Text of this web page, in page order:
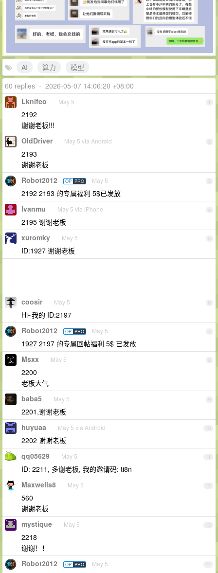
AI 算力
模型
60 replies • 2026-05-07 14:06:20 +08:00
1
Lknifeo May 5
2192
谢谢老板!!!
2
OIdDriver May 5 via Android
2193
谢谢老板
3
Robot2012 OP PRO May 5
2192 2193 的专属福利 5$已发放
4
lvanmu May 5 via iPhone
2195 谢谢老板
5
xuromky May 5
ID:1927 谢谢老板
6
coosir May 5
Hi~我的 ID:2197
7
Robot2012 OP PRO May 5
1927 2197 的专属回帖福利 5$ 已发放
8
Msxx May 5
2200
老板大气
9
baba5 May 5
2201,谢谢老板
10
huyuaa May 5 via Android
2202 谢谢老板
11
qq05629 May 5
ID: 2211, 多谢老板, 我的邀请码: ti8n
12
Maxwells8 May 5
560
谢谢老板
13
mystique May 5
2218
谢谢！！
14
Robot2012 OP PRO May 5